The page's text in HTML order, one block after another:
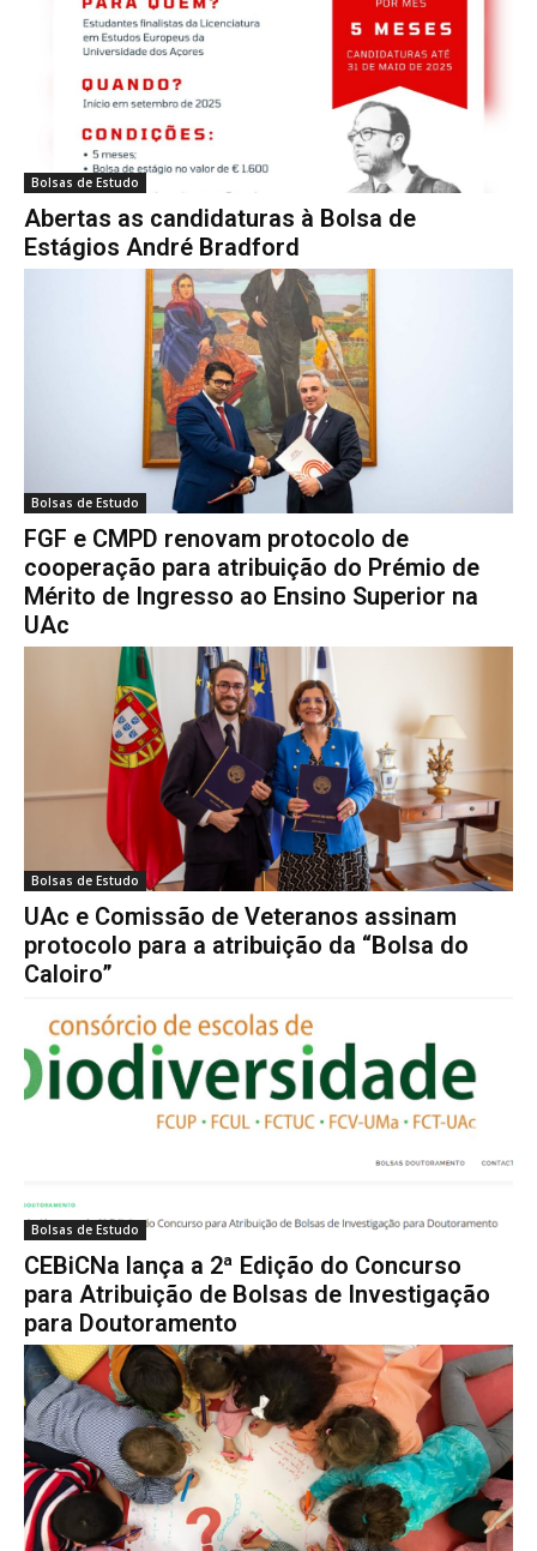
Bolsas de Estudo
Abertas as candidaturas à Bolsa de
Estágios André Bradford
Bolsas de Estudo
FGF e CMPD renovam protocolo de
cooperação para atribuição do Prémio de
Mérito de Ingresso ao Ensino Superior na
UAc
Bolsas de Estudo
UAc e Comissão de Veteranos assinam
protocolo para a atribuição da “Bolsa do
Caloiro”
Bolsas de Estudo
CEBiCNa lança a 2ª Edição do Concurso
para Atribuição de Bolsas de Investigação
para Doutoramento